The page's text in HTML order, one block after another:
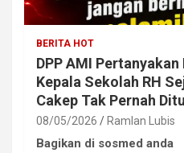
BERITA HOT
DPP AMI
Kepala Sekolah RH
Cakep Tak Pernah
08/05/2026 Ramlan Lubis
Bagikan di sosmed anda